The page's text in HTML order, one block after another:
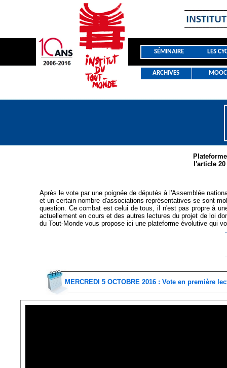
SÉMINAIRE
ARCHIVES MOOC
l'article
Après le vote par une poignée de députés à l'Assemblée
et un certain nombre d'associations représentatives se sont
question. Ce combat est celui de tous, il n'est pas propre à
actuellement en cours et des autres lectures du projet de loi
du Tout-Monde vous propose ici une plateforme évolutive qui
MERCREDI 5 OCTOBRE 2016 : Vote en première
LES